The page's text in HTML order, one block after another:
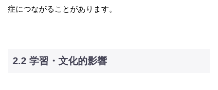
症につながることがあります。
2.2 学習・文化的影響